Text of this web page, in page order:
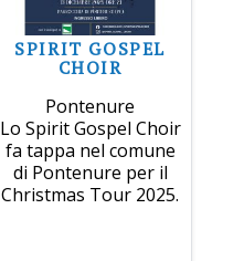
SPIRIT GOSPEL
CHOIR
Pontenure
Lo Spirit Gospel Choir
fa tappa nel comune
di Pontenure per il
Christmas Tour 2025.